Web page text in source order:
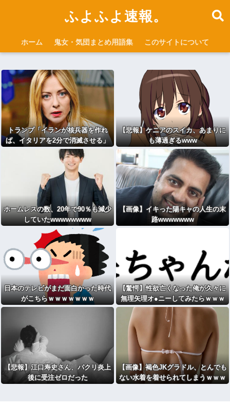
ふよふよ速報。
ホーム 鬼女・気団まとめ用語集 このサイトについて
トランプ「イランが核兵器を作れ
ば、イタリアを2分で消滅させる」
メローニ「核を持っている国で実際
に使ったアホはアメリカだけｗ」
【悲報】ケニアのスイカ、あまりに
も薄過ぎるwww
ホームレスの数、20年で90％も減少
していたwwwwwwww
【画像】イキった陽キャの人生の末
路wwwwwww
日本のテレビがまだ面白かった時代
がこちらｗｗｗｗｗｗｗ
【驚愕】性欲亡くなった俺が久々に
無理矢理オ●ニーしてみたらｗｗｗ
ｗｗｗｗｗｗwwww
【悲報】江口寿史さん、パクリ炎上
後に受注ゼロだった
【画像】褐色JKグラドル、とんでも
ない水着を着せられてしまうｗｗｗ